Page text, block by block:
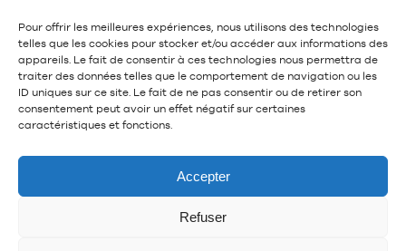
Pour offrir les meilleures expériences, nous utilisons des technologies
telles que les cookies pour stocker et/ou accéder aux informations des
appareils. Le fait de consentir à ces technologies nous permettra de
traiter des données telles que le comportement de navigation ou les
ID uniques sur ce site. Le fait de ne pas consentir ou de retirer son
consentement peut avoir un effet négatif sur certaines
caractéristiques et fonctions.
Accepter
Refuser
Mentions légales et données personnelles
Organisation